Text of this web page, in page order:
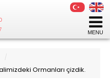
/
Ormanları çizdik.